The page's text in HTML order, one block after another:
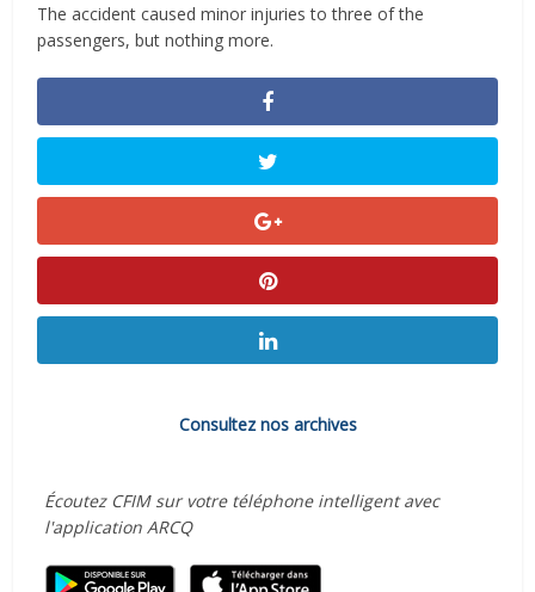
The accident caused minor injuries to three of the
passengers, but nothing more.
Consultez nos archives
Écoutez CFIM sur votre téléphone intelligent avec
l'application ARCQ